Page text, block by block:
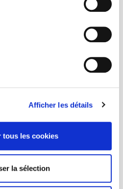
Afficher les détails
tous les cookies
la sélection